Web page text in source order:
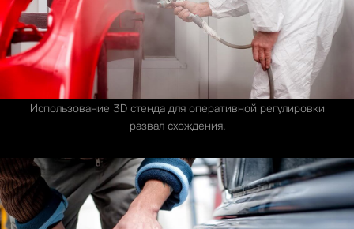
Использование 3D стенда для оперативной регулировки
развал схождения.